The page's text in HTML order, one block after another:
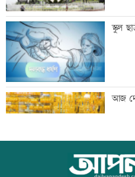
মাছ
স্কুল
আজ
আজ